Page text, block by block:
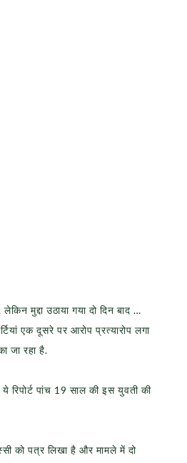
मुद्दा उठाया गया दो दिन बाद …
एक दूसरे पर आरोप प्रत्यारोप लगा
जा रहा है.
ये रिपोर्ट पांच 19 साल की इस युवती की
को पत्र लिखा है और मामले में दो